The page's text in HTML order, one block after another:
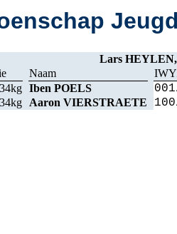
Lars
Naam
Iben POELS
Aaron VIERSTRAETE